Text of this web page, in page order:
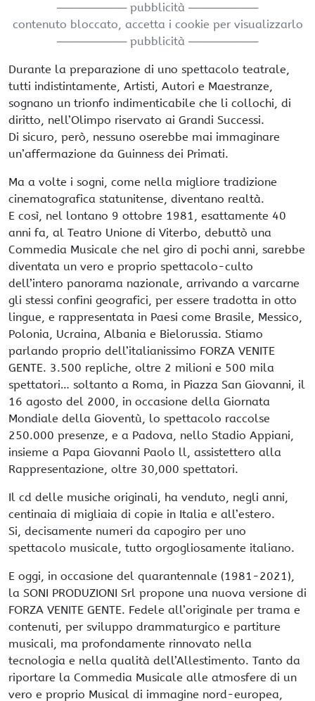
───────── pubblicità ─────────
contenuto bloccato, accetta i cookie per visualizzarlo
───────── pubblicità ─────────
Durante la preparazione di uno spettacolo teatrale,
tutti indistintamente, Artisti, Autori e Maestranze,
sognano un trionfo indimenticabile che li collochi, di
diritto, nell’Olimpo riservato ai Grandi Successi.
Di sicuro, però, nessuno oserebbe mai immaginare
un’affermazione da Guinness dei Primati.
Ma a volte i sogni, come nella migliore tradizione
cinematografica statunitense, diventano realtà.
E così, nel lontano 9 ottobre 1981, esattamente 40
anni fa, al Teatro Unione di Viterbo, debuttò una
Commedia Musicale che nel giro di pochi anni, sarebbe
diventata un vero e proprio spettacolo-culto
dell’intero panorama nazionale, arrivando a varcarne
gli stessi confini geografici, per essere tradotta in otto
lingue, e rappresentata in Paesi come Brasile, Messico,
Polonia, Ucraina, Albania e Bielorussia. Stiamo
parlando proprio dell’italianissimo FORZA VENITE
GENTE. 3.500 repliche, oltre 2 milioni e 500 mila
spettatori… soltanto a Roma, in Piazza San Giovanni, il
16 agosto del 2000, in occasione della Giornata
Mondiale della Gioventù, lo spettacolo raccolse
250.000 presenze, e a Padova, nello Stadio Appiani,
insieme a Papa Giovanni Paolo ll, assistettero alla
Rappresentazione, oltre 30,000 spettatori.
Il cd delle musiche originali, ha venduto, negli anni,
centinaia di migliaia di copie in Italia e all’estero.
Si, decisamente numeri da capogiro per uno
spettacolo musicale, tutto orgogliosamente italiano.
E oggi, in occasione del quarantennale (1981-2021),
la SONI PRODUZIONI Srl propone una nuova versione di
FORZA VENITE GENTE. Fedele all’originale per trama e
contenuti, per sviluppo drammaturgico e partiture
musicali, ma profondamente rinnovato nella
tecnologia e nella qualità dell’Allestimento. Tanto da
riportare la Commedia Musicale alle atmosfere di un
vero e proprio Musical di immagine nord-europea,